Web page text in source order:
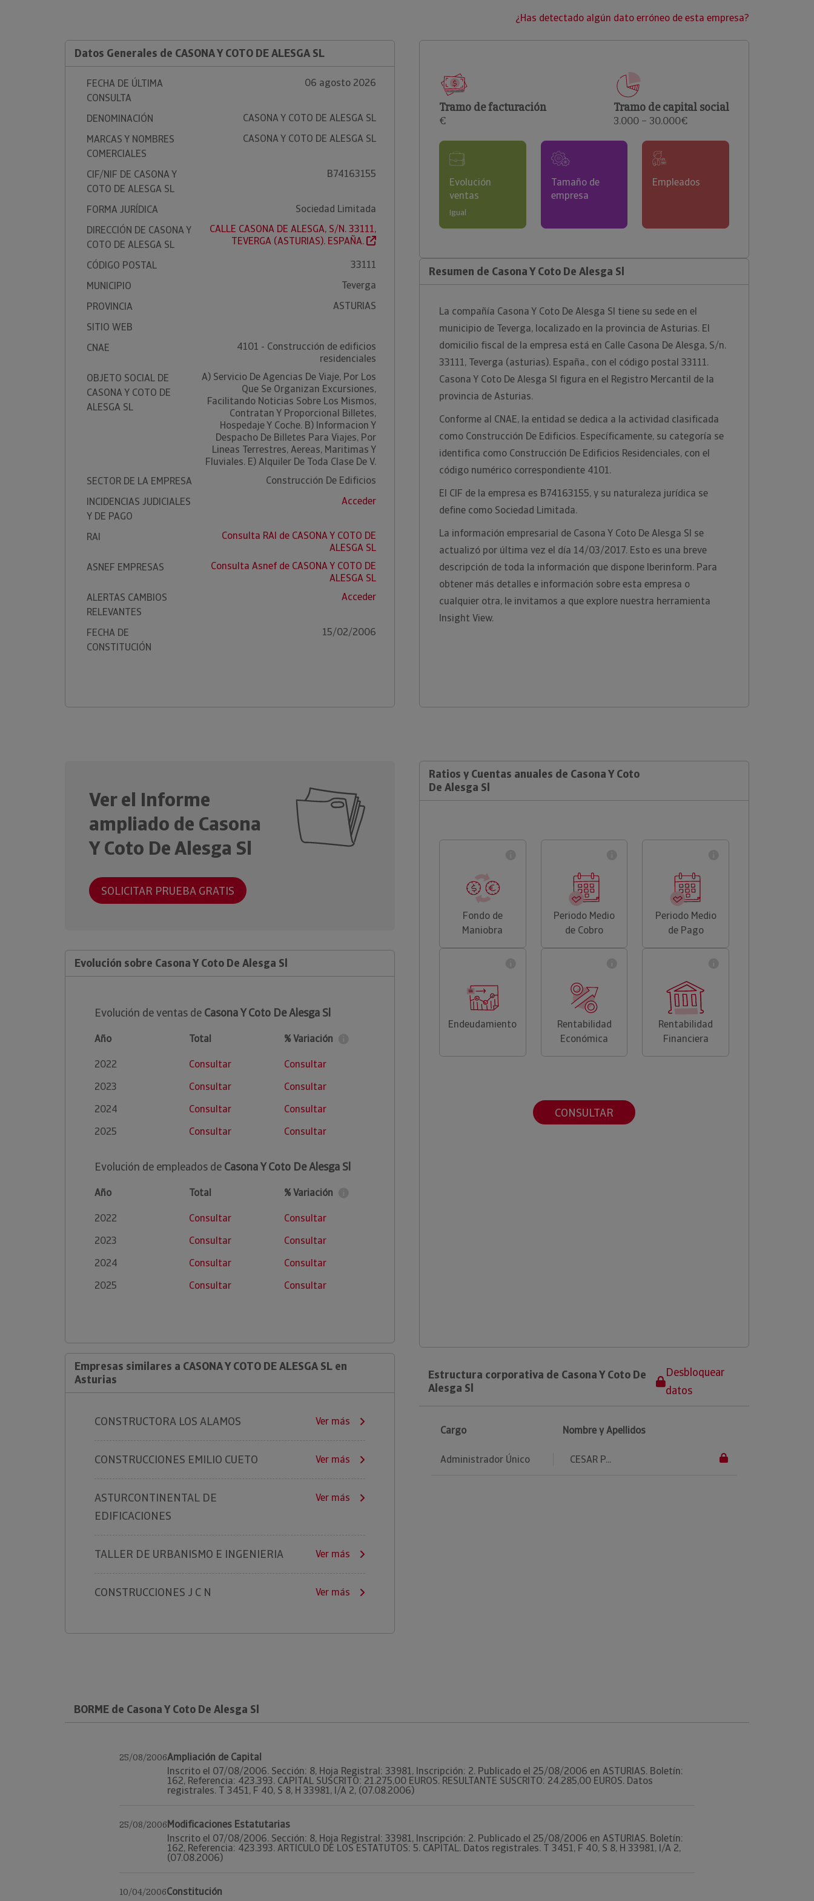
clientes.
¿Has detectado algún dato erróneo de esta empresa?
Datos Generales de CASONA Y COTO DE ALESGA SL
FECHA DE ÚLTIMA
CONSULTA
06 agosto 2026
DENOMINACIÓN
CASONA Y COTO DE ALESGA SL
MARCAS Y NOMBRES
COMERCIALES
CASONA Y COTO DE ALESGA SL
CIF/NIF DE CASONA Y
COTO DE ALESGA SL
B74163155
FORMA JURÍDICA
Sociedad Limitada
DIRECCIÓN DE CASONA Y
COTO DE ALESGA SL
CALLE CASONA DE ALESGA, S/N. 33111,
TEVERGA (ASTURIAS). ESPAÑA.
CÓDIGO POSTAL
33111
MUNICIPIO
Teverga
PROVINCIA
ASTURIAS
SITIO WEB
CNAE
4101 - Construcción de edificios
residenciales
OBJETO SOCIAL DE
CASONA Y COTO DE
ALESGA SL
A) Servicio De Agencias De Viaje, Por Los
Que Se Organizan Excursiones,
Facilitando Noticias Sobre Los Mismos,
Contratan Y Proporcional Billetes,
Hospedaje Y Coche. B) Informacion Y
Despacho De Billetes Para Viajes, Por
Lineas Terrestres, Aereas, Maritimas Y
Fluviales. E) Alquiler De Toda Clase De V.
SECTOR DE LA EMPRESA
Construcción De Edificios
INCIDENCIAS JUDICIALES
Y DE PAGO
Acceder
RAI
Consulta RAI de CASONA Y COTO DE
ALESGA SL
ASNEF EMPRESAS
Consulta Asnef de CASONA Y COTO DE
ALESGA SL
ALERTAS CAMBIOS
RELEVANTES
Acceder
FECHA DE
CONSTITUCIÓN
15/02/2006
Tramo de facturación
€
Tramo de capital social
3.000 – 30.000€
Evolución
ventas
Igual
Tamaño de
empresa
Empleados
Resumen de Casona Y Coto De Alesga Sl
La compañía Casona Y Coto De Alesga Sl tiene su sede en el
municipio de Teverga, localizado en la provincia de Asturias. El
domicilio fiscal de la empresa está en Calle Casona De Alesga, S/n.
33111, Teverga (asturias). España., con el código postal 33111.
Casona Y Coto De Alesga Sl figura en el Registro Mercantil de la
provincia de Asturias.
Conforme al CNAE, la entidad se dedica a la actividad clasificada
como Construcción De Edificios. Específicamente, su categoría se
identifica como Construcción De Edificios Residenciales, con el
código numérico correspondiente 4101.
El CIF de la empresa es B74163155, y su naturaleza jurídica se
define como Sociedad Limitada.
La información empresarial de Casona Y Coto De Alesga Sl se
actualizó por última vez el día 14/03/2017. Esto es una breve
descripción de toda la información que dispone Iberinform. Para
obtener más detalles e información sobre esta empresa o
cualquier otra, le invitamos a que explore nuestra herramienta
Insight View.
Ver el Informe
ampliado de Casona
Y Coto De Alesga Sl
SOLICITAR PRUEBA GRATIS
Evolución sobre Casona Y Coto De Alesga Sl
Evolución de ventas de Casona Y Coto De Alesga Sl
Año Total
% Variación
2022
Consultar
Consultar
2023
Consultar
Consultar
2024
Consultar
Consultar
2025
Consultar Consultar
Evolución de empleados de Casona Y Coto De Alesga Sl
Año Total
% Variación
2022
Consultar
Consultar
2023
Consultar
Consultar
2024
Consultar
Consultar
2025
Consultar Consultar
Empresas similares a CASONA Y COTO DE ALESGA SL en
Asturias
CONSTRUCTORA LOS ALAMOS Ver más
CONSTRUCCIONES EMILIO CUETO Ver más
ASTURCONTINENTAL DE
EDIFICACIONES
Ver más
TALLER DE URBANISMO E INGENIERIA Ver más
CONSTRUCCIONES J C N Ver más
Ratios y Cuentas anuales de Casona Y Coto
De Alesga Sl
Fondo de
Maniobra
Periodo Medio
de Cobro
Periodo Medio
de Pago
Endeudamiento
Rentabilidad
Económica
Rentabilidad
Financiera
CONSULTAR
Estructura corporativa de Casona Y Coto De
Alesga Sl
Desbloquear
datos
Cargo Nombre y Apellidos
Administrador Único CESAR P...
BORME de Casona Y Coto De Alesga Sl
25/08/2006Ampliación de Capital
Inscrito el 07/08/2006. Sección: 8, Hoja Registral: 33981, Inscripción: 2. Publicado el 25/08/2006 en ASTURIAS. Boletín:
162, Referencia: 423.393. CAPITAL SUSCRITO: 21.275,00 EUROS. RESULTANTE SUSCRITO: 24.285,00 EUROS. Datos
registrales. T 3451, F 40, S 8, H 33981, I/A 2, (07.08.2006)
25/08/2006Modificaciones Estatutarias
Inscrito el 07/08/2006. Sección: 8, Hoja Registral: 33981, Inscripción: 2. Publicado el 25/08/2006 en ASTURIAS. Boletín:
162, Referencia: 423.393. ARTICULO DE LOS ESTATUTOS: 5. CAPITAL. Datos registrales. T 3451, F 40, S 8, H 33981, I/A 2,
(07.08.2006)
10/04/2006Constitución